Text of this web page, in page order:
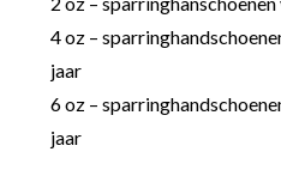
4 oz –
jaar
6 oz –
jaar